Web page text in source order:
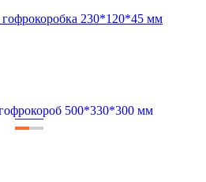
гофрокоробка 230*120*45 мм
——